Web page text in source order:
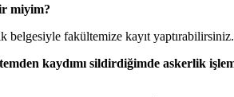
miyim?
belgesiyle fakültemize kayıt yaptırabilirsiniz.
kaydımı sildirdiğimde askerlik